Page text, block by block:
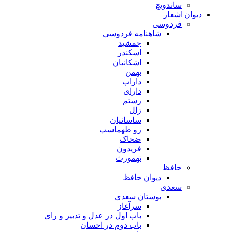
ساندویچ
دیوان اشعار
فردوسی
شاهنامه فردوسی
جمشید
اسکندر
اشکانیان
بهمن
داراب
دارای
رستم
زال
ساسانیان
زو طهماسپ‏
ضحاک
فریدون
تهمورث
حافظ
دیوان حافظ
سعدی
بوستان سعدی
سرآغاز
باب اول در عدل و تدبیر و رای
باب دوم در احسان